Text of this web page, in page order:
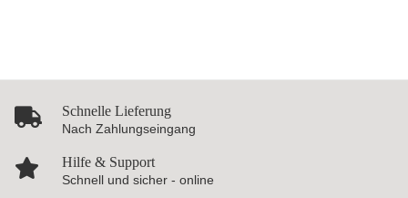
Schnelle Lieferung
Nach Zahlungseingang
Hilfe & Support
Schnell und sicher - online